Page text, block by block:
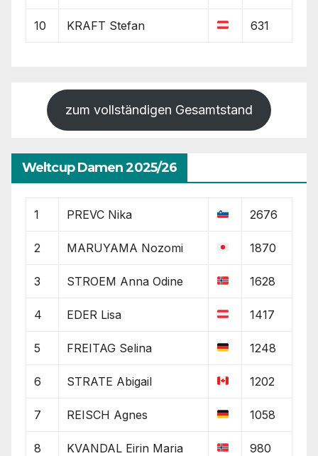
10 KRAFT Stefan 631
zum vollständigen Gesamtstand
Weltcup Damen 2025/26
1 PREVC Nika 2676
2 MARUYAMA Nozomi 1870
3 STROEM Anna Odine 1628
4 EDER Lisa 1417
5 FREITAG Selina 1248
6 STRATE Abigail 1202
7 REISCH Agnes 1058
8 KVANDAL Eirin Maria 980